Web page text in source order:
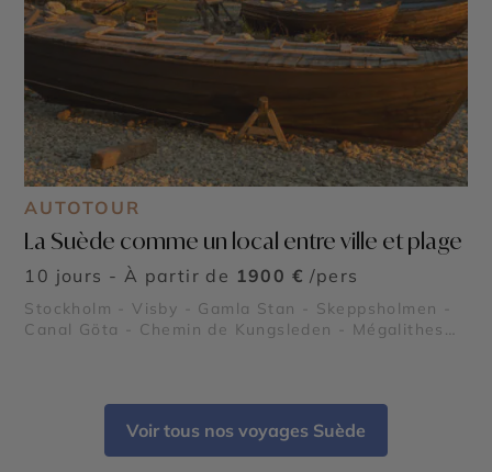
AUTOTOUR
La Suède comme un local entre ville et plage
10 jours - À partir de 1900 € /pers
Stockholm - Visby - Gamla Stan - Skeppsholmen -
Canal Göta - Chemin de Kungsleden - Mégalithes
Voir tous nos voyages Suède